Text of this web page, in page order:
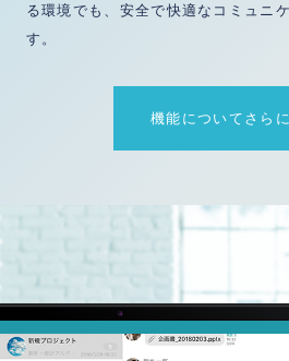
る環境でも、安全で快適なコミュニ
す。
機能についてさらに